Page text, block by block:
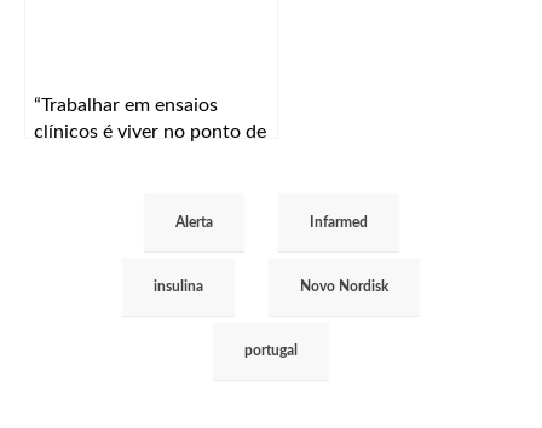
“Trabalhar em ensaios
clínicos é viver no ponto de
Alerta Infarmed
insulina Novo Nordisk
portugal